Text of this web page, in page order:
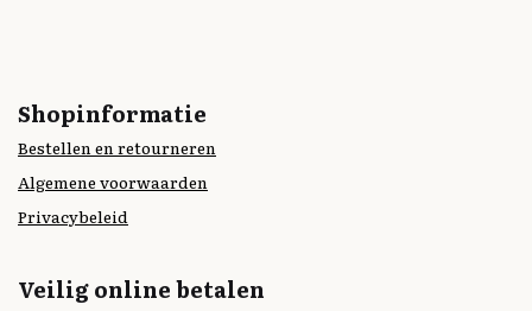
Shopinformatie
Bestellen en retourneren
Algemene voorwaarden
Privacybeleid
Veilig online betalen